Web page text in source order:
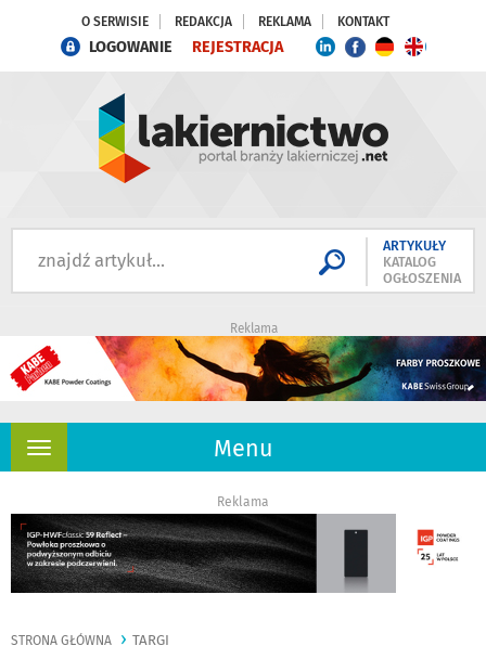
O SERWISIE REDAKCJA REKLAMA KONTAKT
LOGOWANIE REJESTRACJA
ARTYKUŁY
KATALOG
OGŁOSZENIA
Reklama
Menu
Rozwiń
Reklama
STRONA GŁÓWNA TARGI